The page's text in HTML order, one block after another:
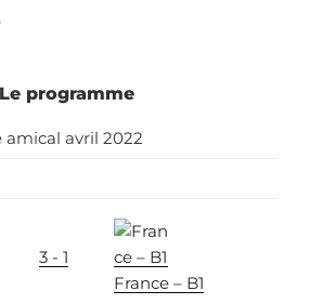
Le programme
amical avril 2022
3 - 1
France – B1